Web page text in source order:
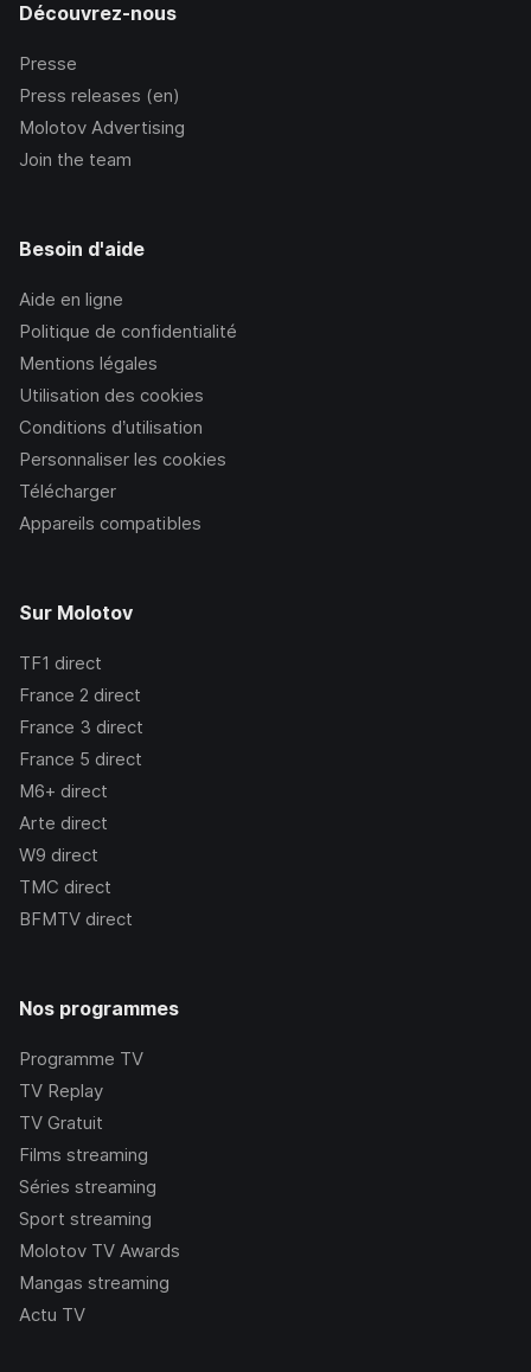
Découvrez-nous
Presse
Press releases (en)
Molotov Advertising
Join the team
Besoin d'aide
Aide en ligne
Politique de confidentialité
Mentions légales
Utilisation des cookies
Conditions d’utilisation
Personnaliser les cookies
Télécharger
Appareils compatibles
Sur Molotov
TF1 direct
France 2 direct
France 3 direct
France 5 direct
M6+ direct
Arte direct
W9 direct
TMC direct
BFMTV direct
Nos programmes
Programme TV
TV Replay
TV Gratuit
Films streaming
Séries streaming
Sport streaming
Molotov TV Awards
Mangas streaming
Actu TV